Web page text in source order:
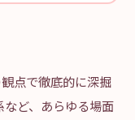
点で徹底的に深掘
など、あらゆる場面